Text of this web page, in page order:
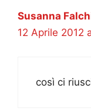
Susanna
12 Aprile 2012
così ci